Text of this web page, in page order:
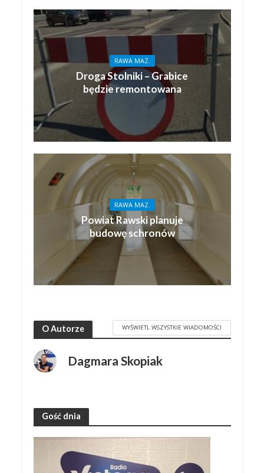
RAWA MAZ.
Droga Stolniki – Grabice
będzie remontowana
RAWA MAZ.
Powiat Rawski planuje
budowę schronów
O Autorze WYŚWIETL WSZYSTKIE WIADOMOŚCI
Dagmara Skopiak
Gość dnia